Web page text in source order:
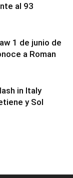
al 93
1 de junio de
a Roman
in Italy
y Sol